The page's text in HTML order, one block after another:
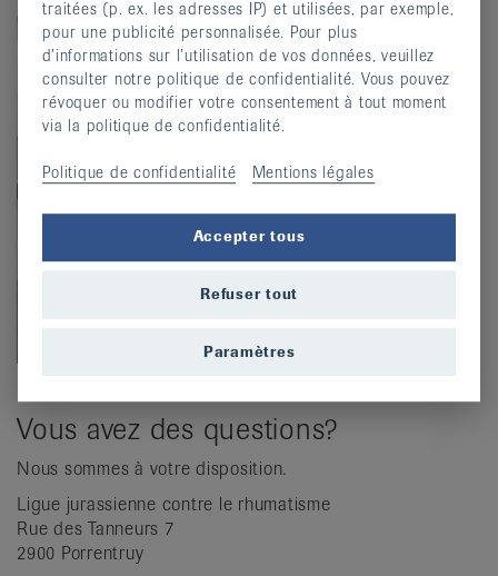
Vous avez des questions?
Nous sommes à votre disposition.
Ligue jurassienne contre le rhumatisme
Rue des Tanneurs 7
2900 Porrentruy
traitées (p. ex. les adresses IP) et utilisées, par exemple,
pour une publicité personnalisée. Pour plus
d’informations sur l’utilisation de vos données, veuillez
consulter notre politique de confidentialité. Vous pouvez
révoquer ou modifier votre consentement à tout moment
via la politique de confidentialité.
Politique de confidentialité Mentions légales
Accepter tous
Refuser tout
Paramètres